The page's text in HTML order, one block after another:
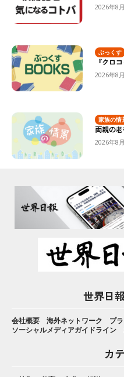
2026年8
ぶっくす
『クロ
2026年8
家族の情
両親の
2026年8
世界日
会社概要 海外ネットワーク
プ
ソーシャルメディアガイドライン
カ